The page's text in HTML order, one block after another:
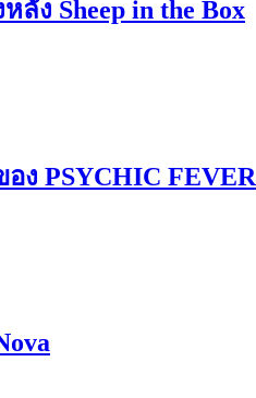
ง Sheep in the Box
ง PSYCHIC FEVER